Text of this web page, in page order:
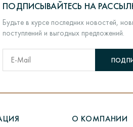
здесь.
долгий процесс производства.
ПОДПИСЫВАЙТЕСЬ НА
Будьте в курсе последних новостей,
поступлений и выгодных предложений.
О КОМПАНИИ